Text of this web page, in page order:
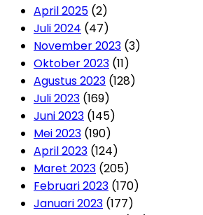
April 2025 (2)
Juli 2024 (47)
November 2023 (3)
Oktober 2023 (11)
Agustus 2023 (128)
Juli 2023 (169)
Juni 2023 (145)
Mei 2023 (190)
April 2023 (124)
Maret 2023 (205)
Februari 2023 (170)
Januari 2023 (177)